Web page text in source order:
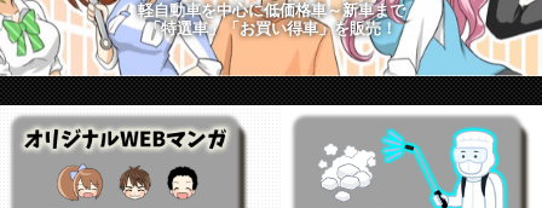
軽自動車を中心に低価格車～新車まで
「特選車」「お買い得車」を販売！